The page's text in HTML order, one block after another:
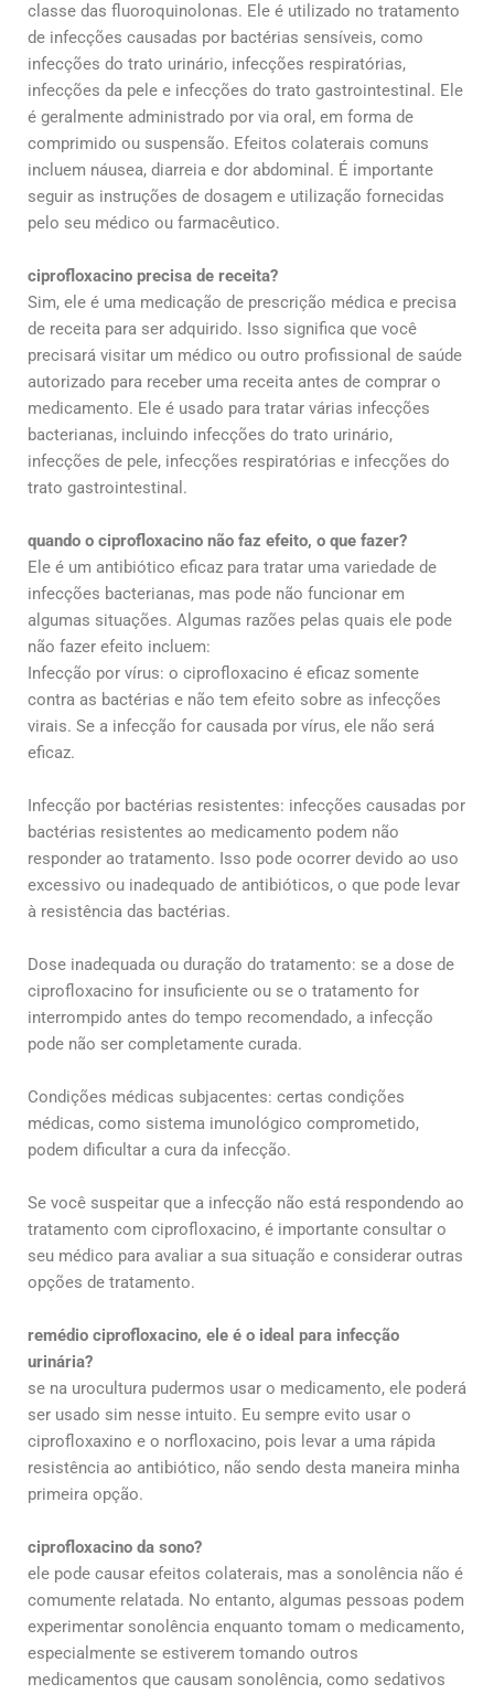
classe das fluoroquinolonas. Ele é utilizado no tratamento
de infecções causadas por bactérias sensíveis, como
infecções do trato urinário, infecções respiratórias,
infecções da pele e infecções do trato gastrointestinal. Ele
é geralmente administrado por via oral, em forma de
comprimido ou suspensão. Efeitos colaterais comuns
incluem náusea, diarreia e dor abdominal. É importante
seguir as instruções de dosagem e utilização fornecidas
pelo seu médico ou farmacêutico.
ciprofloxacino precisa de receita?
Sim, ele é uma medicação de prescrição médica e precisa
de receita para ser adquirido. Isso significa que você
precisará visitar um médico ou outro profissional de saúde
autorizado para receber uma receita antes de comprar o
medicamento. Ele é usado para tratar várias infecções
bacterianas, incluindo infecções do trato urinário,
infecções de pele, infecções respiratórias e infecções do
trato gastrointestinal.
quando o ciprofloxacino não faz efeito, o que fazer?
Ele é um antibiótico eficaz para tratar uma variedade de
infecções bacterianas, mas pode não funcionar em
algumas situações. Algumas razões pelas quais ele pode
não fazer efeito incluem:
Infecção por vírus: o ciprofloxacino é eficaz somente
contra as bactérias e não tem efeito sobre as infecções
virais. Se a infecção for causada por vírus, ele não será
eficaz.
Infecção por bactérias resistentes: infecções causadas por
bactérias resistentes ao medicamento podem não
responder ao tratamento. Isso pode ocorrer devido ao uso
excessivo ou inadequado de antibióticos, o que pode levar
à resistência das bactérias.
Dose inadequada ou duração do tratamento: se a dose de
ciprofloxacino for insuficiente ou se o tratamento for
interrompido antes do tempo recomendado, a infecção
pode não ser completamente curada.
Condições médicas subjacentes: certas condições
médicas, como sistema imunológico comprometido,
podem dificultar a cura da infecção.
Se você suspeitar que a infecção não está respondendo ao
tratamento com ciprofloxacino, é importante consultar o
seu médico para avaliar a sua situação e considerar outras
opções de tratamento.
remédio ciprofloxacino, ele é o ideal para infecção
urinária?
se na urocultura pudermos usar o medicamento, ele poderá
ser usado sim nesse intuito. Eu sempre evito usar o
ciprofloxaxino e o norfloxacino, pois levar a uma rápida
resistência ao antibiótico, não sendo desta maneira minha
primeira opção.
ciprofloxacino da sono?
ele pode causar efeitos colaterais, mas a sonolência não é
comumente relatada. No entanto, algumas pessoas podem
experimentar sonolência enquanto tomam o medicamento,
especialmente se estiverem tomando outros
medicamentos que causam sonolência, como sedativos